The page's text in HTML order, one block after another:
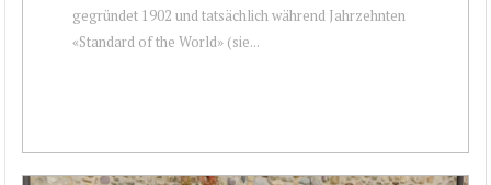
gegründet 1902 und tatsächlich während Jahrzehnten
«Standard of the World» (sie...